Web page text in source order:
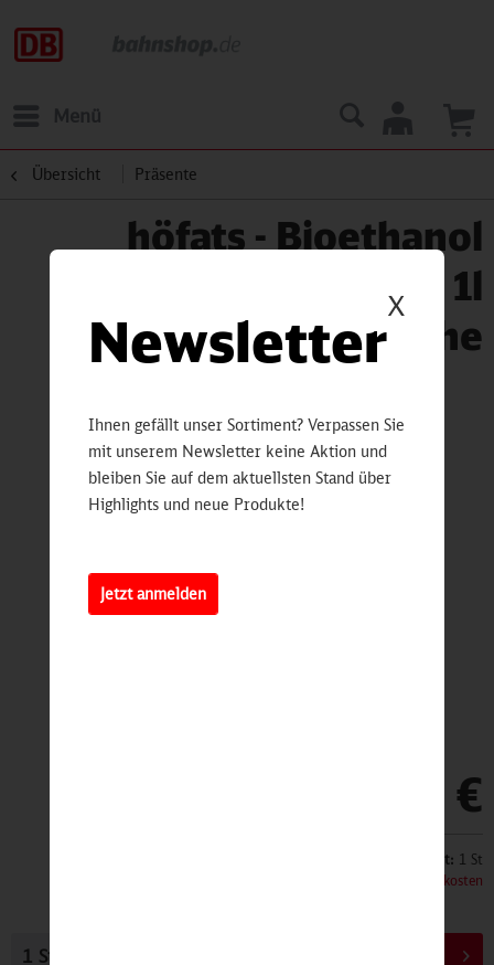
Menü
Übersicht Präsente
höfats - Bioethanol
Flüssig-Brennstoff 1l
Flasche
7,95 €
Inhalt: 1 St
zzgl. Versandkosten
X
Newsletter
Ihnen gefällt unser Sortiment? Verpassen Sie
mit unserem Newsletter keine Aktion und
bleiben Sie auf dem aktuellsten Stand über
Highlights und neue Produkte!
Jetzt anmelden